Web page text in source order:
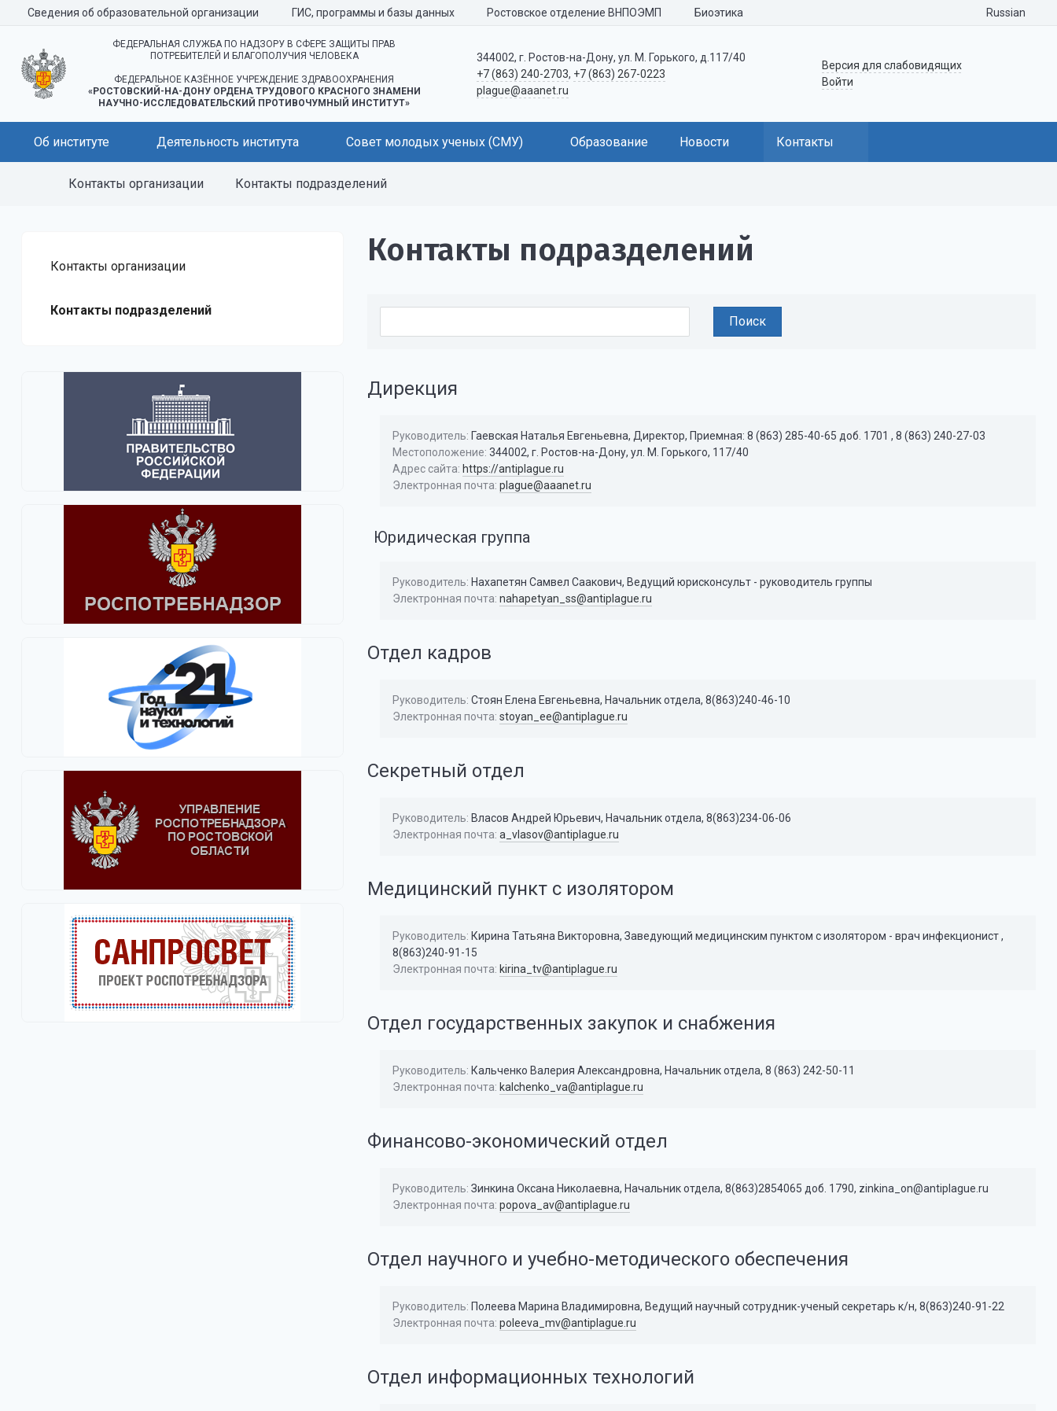
Сведения об образовательной организации ГИС, программы и базы данных Ростовское отделение ВНПОЭМП Биоэтика Russian
ФЕДЕРАЛЬНАЯ СЛУЖБА ПО НАДЗОРУ В СФЕРЕ ЗАЩИТЫ ПРАВ
ПОТРЕБИТЕЛЕЙ И БЛАГОПОЛУЧИЯ ЧЕЛОВЕКА
ФЕДЕРАЛЬНОЕ КАЗЁННОЕ УЧРЕЖДЕНИЕ ЗДРАВООХРАНЕНИЯ
«РОСТОВСКИЙ-НА-ДОНУ ОРДЕНА ТРУДОВОГО КРАСНОГО ЗНАМЕНИ
НАУЧНО-ИССЛЕДОВАТЕЛЬСКИЙ ПРОТИВОЧУМНЫЙ ИНСТИТУТ»
344002, г. Ростов-на-Дону, ул. М. Горького, д.117/40
+7 (863) 240-2703, +7 (863) 267-0223
plague@aaanet.ru
Версия для слабовидящих
Войти
Об институте Деятельность института Совет молодых ученых (СМУ) Образование Новости Контакты
Контакты организации Контакты подразделений
Контакты организации
Контакты подразделений
Контакты подразделений
Дирекция
Руководитель: Гаевская Наталья Евгеньевна, Директор, Приемная: 8 (863) 285-40-65 доб. 1701 , 8 (863) 240-27-03
Местоположение: 344002, г. Ростов-на-Дону, ул. М. Горького, 117/40
Адрес сайта: https://antiplague.ru
Электронная почта: plague@aaanet.ru
Юридическая группа
Руководитель: Нахапетян Самвел Саакович, Ведущий юрисконсульт - руководитель группы
Электронная почта: nahapetyan_ss@antiplague.ru
Отдел кадров
Руководитель: Стоян Елена Евгеньевна, Начальник отдела, 8(863)240-46-10
Электронная почта: stoyan_ee@antiplague.ru
Секретный отдел
Руководитель: Власов Андрей Юрьевич, Начальник отдела, 8(863)234-06-06
Электронная почта: a_vlasov@antiplague.ru
Медицинский пункт с изолятором
Руководитель: Кирина Татьяна Викторовна, Заведующий медицинским пунктом с изолятором - врач инфекционист ,
8(863)240-91-15
Электронная почта: kirina_tv@antiplague.ru
Отдел государственных закупок и снабжения
Руководитель: Кальченко Валерия Александровна, Начальник отдела, 8 (863) 242-50-11
Электронная почта: kalchenko_va@antiplague.ru
Финансово-экономический отдел
Руководитель: Зинкина Оксана Николаевна, Начальник отдела, 8(863)2854065 доб. 1790, zinkina_on@antiplague.ru
Электронная почта: popova_av@antiplague.ru
Отдел научного и учебно-методического обеспечения
Руководитель: Полеева Марина Владимировна, Ведущий научный сотрудник-ученый секретарь к/н, 8(863)240-91-22
Электронная почта: poleeva_mv@antiplague.ru
Отдел информационных технологий